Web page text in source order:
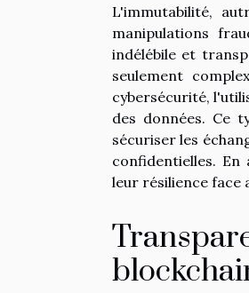
L'immutabilité,
manipulations
indélébile et
seulement
cybersécurité,
des données. Ce
sécuriser les
confidentielles.
leur résilience face